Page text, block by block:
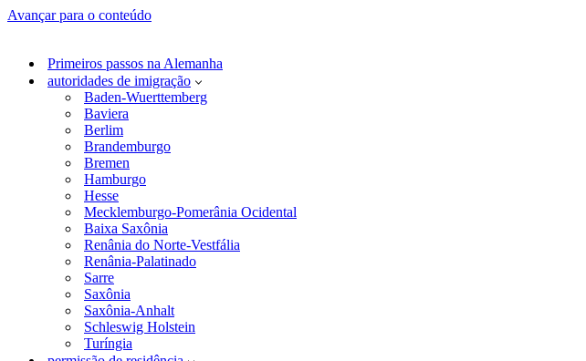
Avançar para o conteúdo
Primeiros passos na Alemanha
autoridades de imigração
Baden-Wuerttemberg
Baviera
Berlim
Brandemburgo
Bremen
Hamburgo
Hesse
Mecklemburgo-Pomerânia Ocidental
Baixa Saxônia
Renânia do Norte-Vestfália
Renânia-Palatinado
Sarre
Saxônia
Saxônia-Anhalt
Schleswig Holstein
Turíngia